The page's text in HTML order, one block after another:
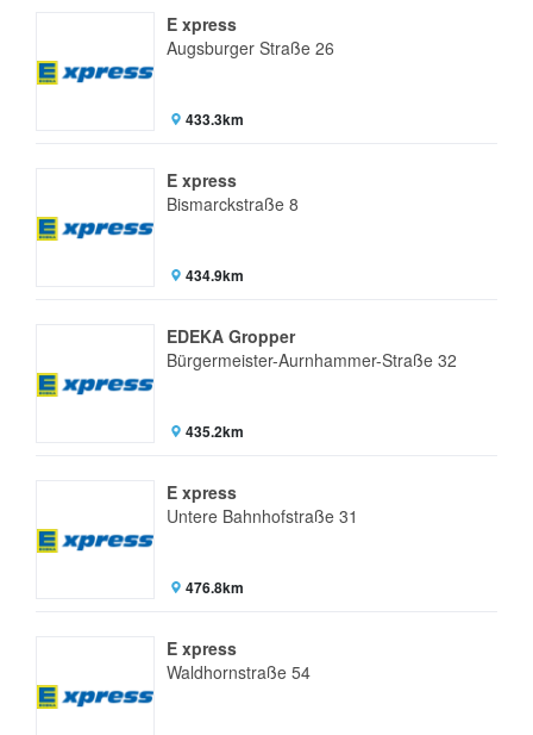
E xpress
Augsburger Straße 26
433.3km
E xpress
Bismarckstraße 8
434.9km
EDEKA Gropper
Bürgermeister-Aurnhammer-Straße 32
435.2km
E xpress
Untere Bahnhofstraße 31
476.8km
E xpress
Waldhornstraße 54